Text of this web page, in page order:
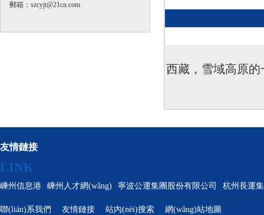
郵箱：szcyjt@21cn.com
西藏，雪域高原的
友情鏈接
LINK
嵊州信息港 嵊州人才網(wǎng) 寧波公運集團股份有限公司 杭州長運
聯(lián)系我們 友情鏈接 站內(nèi)搜索
網(wǎng)站地圖